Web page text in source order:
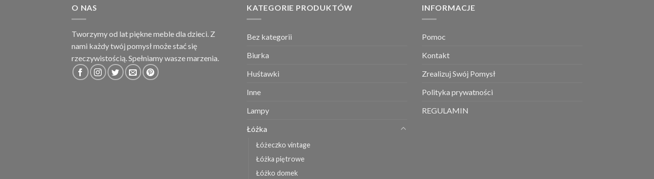
O NAS
Tworzymy od lat piękne meble dla dzieci. Z
nami każdy twój pomysł może stać się
rzeczywistością. Spełniamy wasze marzenia.
KATEGORIE PRODUKTÓW
Bez kategorii
Biurka
Huśtawki
Inne
Lampy
Łóżka
Łóżeczko vintage
Łóżka piętrowe
Łóżko domek
INFORMACJE
Pomoc
Kontakt
Zrealizuj Swój Pomysł
Polityka prywatności
REGULAMIN